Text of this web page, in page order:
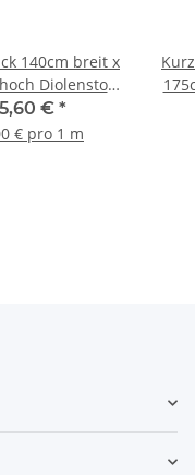
140cm breit x
Diolenstoff
feine
weiß
5,60 € *
€ pro 1 m